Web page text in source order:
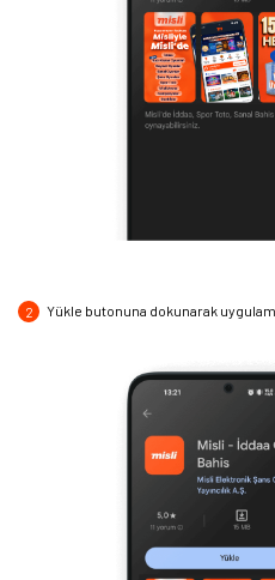
2 Yükle butonuna dokunarak